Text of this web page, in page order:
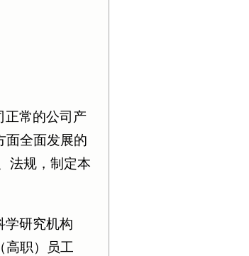
正常的公司产
面全面发展的
法规，制定本
学研究机构
高职）员工